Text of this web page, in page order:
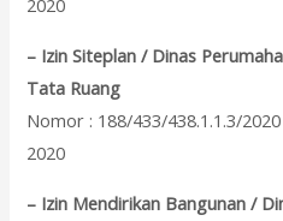
2020
– Izin Siteplan / Dinas
Tata Ruang
Nomor : 188/433/438.1.1.3/
2020
– Izin Mendirikan Bangunan /